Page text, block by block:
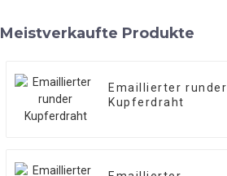
Meistverkaufte Produkte
Emaillierter runder
Kupferdraht